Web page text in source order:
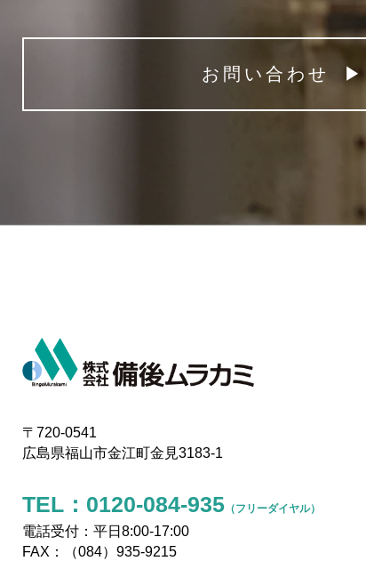
お問い合わせ
〒720-0541
広島県福山市金江町金見3183-1
TEL： 0120-084-935 （フリーダイヤル）
電話受付：平日8:00-17:00
FAX：（084）935-9215